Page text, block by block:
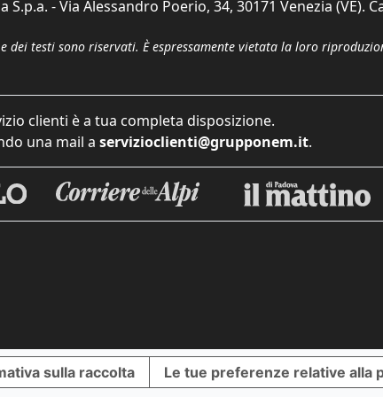
- Via Alessandro Poerio, 34, 30171 Venezia (VE).
testi sono riservati. È espressamente vietata la loro
clienti è a tua completa disposizione.
una mail a servizioclienti@grupponem.it.
sulla raccolta Le tue preferenze relative alla